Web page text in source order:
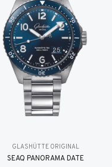
GLASHÜTTE ORIGINAL
SEAQ PANORAMA DATE